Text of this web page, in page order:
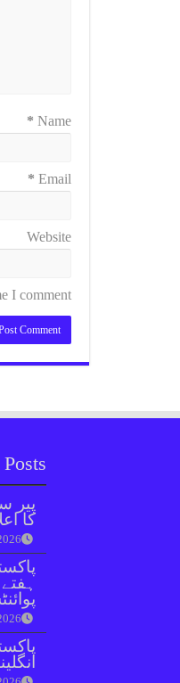
Name
*
Email
*
Website
I comment.
پیر
کا